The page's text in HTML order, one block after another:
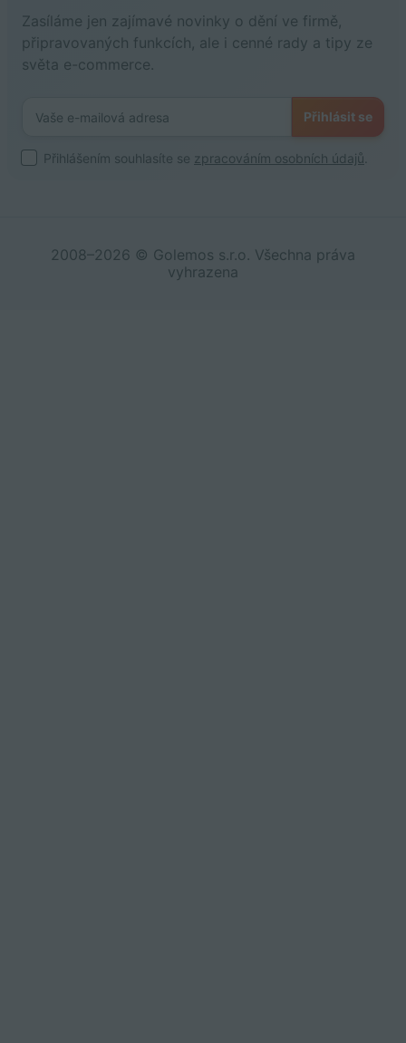
Zasíláme jen zajímavé novinky o dění ve firmě,
připravovaných funkcích, ale i cenné rady a tipy ze
světa e-commerce.
Přihlásit se
Přihlášením souhlasíte se zpracováním osobních údajů
2008–2026 © Golemos s.r.o. Všechna práva
vyhrazena